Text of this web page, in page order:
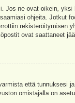
Jos ne ovat oikein,
ohjeita. Jotkut
rekisteröitymisen
ovat saattaneet
että tunnuksesi
omistajalla on